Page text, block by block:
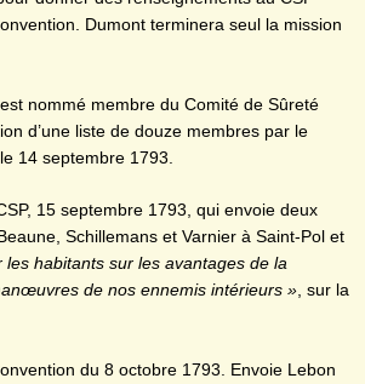
Dumont terminera seul la mission
nommé membre du Comité de Sûreté
d’une liste de douze membres par le
14 septembre 1793.
15 septembre 1793, qui envoie deux
Schillemans et Varnier à Saint-Pol et
les habitants sur les avantages de la
de nos ennemis intérieurs », sur la
du 8 octobre 1793. Envoie Lebon